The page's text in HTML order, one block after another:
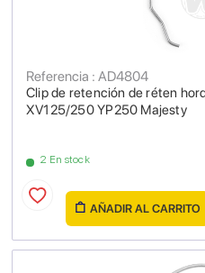
Clip de retención de réten
XV125/250 YP250 Majesty
Referencia : AD4804
2 En stock
AÑADIR AL CARRITO